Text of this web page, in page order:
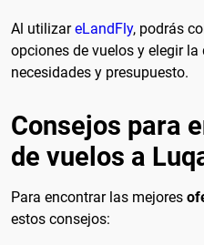
Al utilizareLandFly, podrás
opciones de vuelos y elegir
necesidades y presupuesto.
Consejos para
de vuelos a
Para encontrar las mejores
estos consejos: